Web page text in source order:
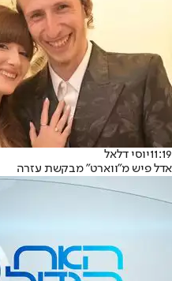
11:19יוסי דלאל
אדל פיש מ"ווארט" מבקשת עזרה